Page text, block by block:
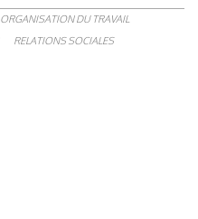
ORGANISATION DU TRAVAIL
RELATIONS SOCIALES